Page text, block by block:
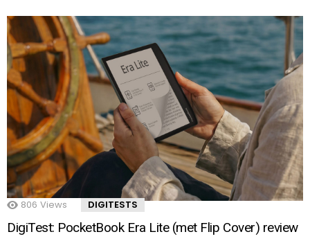
806 Views DIGITESTS
DigiTest: PocketBook Era Lite (met Flip Cover) review